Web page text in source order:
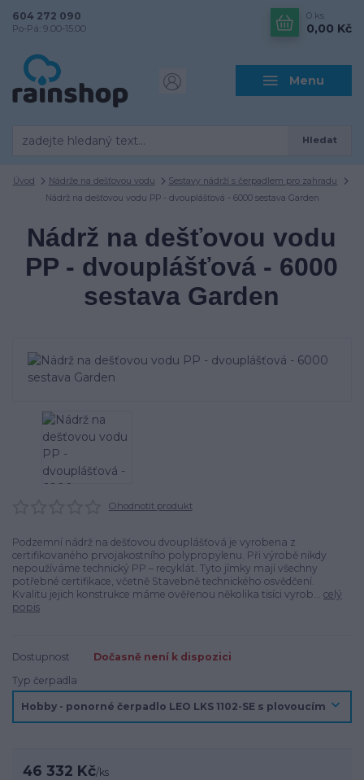
Menu
Hledat
604 272 090
Po-Pá: 9.00-15.00
0 ks
0,00 Kč
Úvod Nádrže na dešťovou vodu
Sestavy nádrží s čerpadlem pro zahradu
Nádrž na dešťovou vodu PP - dvouplášťová - 6000 sestava Garden
Nádrž na dešťovou vodu
PP - dvouplášťová - 6000
sestava Garden
Ohodnotit produkt
Podzemní nádrž na dešťovou dvouplášťová je vyrobena z
certifikovaného prvojakostního polypropylenu. Při výrobě nikdy
nepoužíváme technický PP – recyklát. Tyto jímky mají všechny
potřebné certifikace, včetně Stavebně technického osvědčení.
Kvalitu jejich konstrukce máme ověřenou několika tisíci vyrob... celý
popis
Dostupnost
Dočasně není k dispozici
Typ čerpadla
46 332 Kč/ks